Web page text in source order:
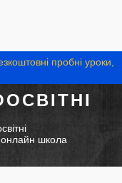
пробні уроки,
школа